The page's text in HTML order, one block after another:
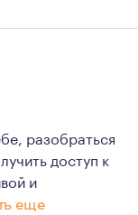
разобраться
доступ к
и
еще